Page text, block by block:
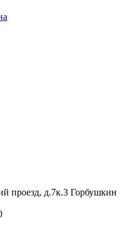
проезд, д.7к.3 Горбушкин